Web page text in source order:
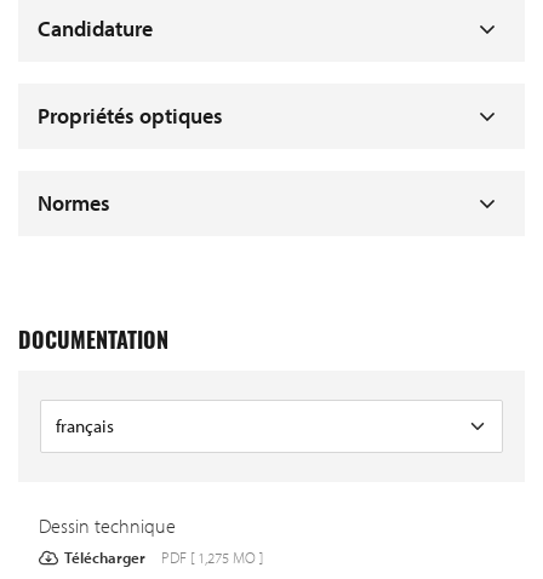
Candidature
Propriétés optiques
Normes
DOCUMENTATION
Dessin technique
Télécharger PDF [ 1,275 MO ]